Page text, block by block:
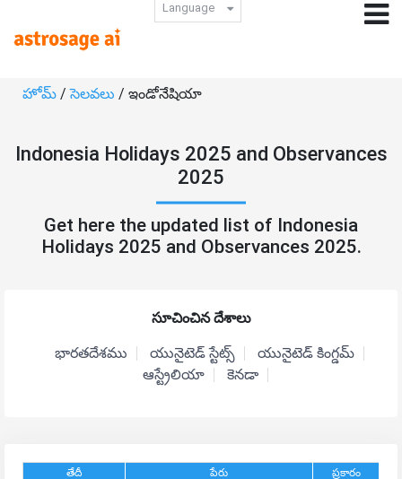
Language
హోమ్ /సెలవలు / ఇండోనేషియా
Indonesia Holidays 2025 and Observances
2025
Get here the updated list of Indonesia
Holidays 2025 and Observances 2025.
సూచించిన దేశాలు
భారతదేశము యునైటెడ్ స్టేట్స్
యునైటెడ్ కింగ్డమ్
ఆస్ట్రేలియా
కెనడా
తేదీ పేరు
ప్రకారం